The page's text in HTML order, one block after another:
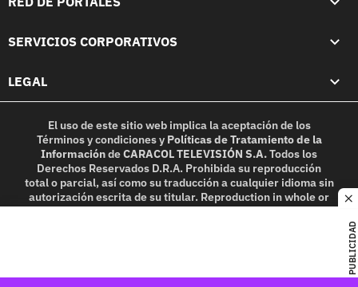
PUBLICIDAD
SERVICIOS CORPORATIVOS
LEGAL
El uso de este sitio web implica la aceptación de los
Términos y condicionesy Políticas de Tratamiento de la
InformacióndeCARACOL TELEVISIÓN S.A.Todos los
Derechos Reservados D.R.A. Prohibida su reproducción
total o parcial, así como su traducción a cualquier idioma sin
autorización escrita de su titular. Reproduction in whole or